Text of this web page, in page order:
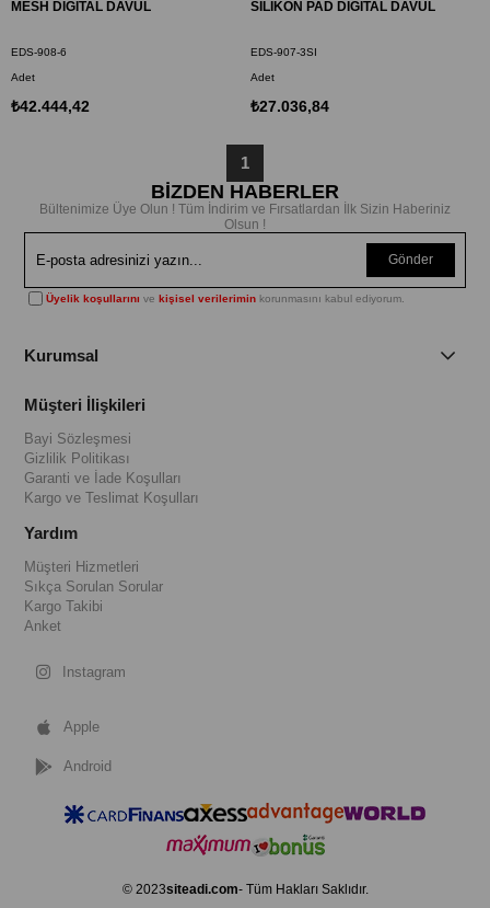
MESH DIGITAL DAVUL
EDS-908-6
Adet
₺42.444,42
SİLİKON PAD DIGITAL DAVUL
EDS-907-3SI
Adet
₺27.036,84
1
BİZDEN HABERLER
Bültenimize Üye Olun ! Tüm İndirim ve Fırsatlardan İlk Sizin Haberiniz
Olsun !
Gönder
Üyelik koşullarını vekişisel verilerimin korunmasını kabul ediyorum.
Kurumsal
Müşteri İlişkileri
Bayi Sözleşmesi
Gizlilik Politikası
Garanti ve İade Koşulları
Kargo ve Teslimat Koşulları
Yardım
Müşteri Hizmetleri
Sıkça Sorulan Sorular
Kargo Takibi
Anket
Instagram
Apple
Android
© 2023siteadi.com- Tüm Hakları Saklıdır.